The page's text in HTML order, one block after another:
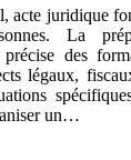
acte juridique
La
précise des
légaux,
un…